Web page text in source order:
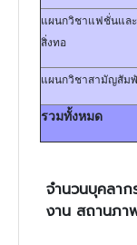
แผนกวิชาแฟชั่นและ
สิ่งทอ
แผนกวิชาสามัญสัม
รวมทั้งหมด
จำนวนบุคลาก
งาน สถานภา